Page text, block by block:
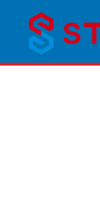
В связи
извинения и